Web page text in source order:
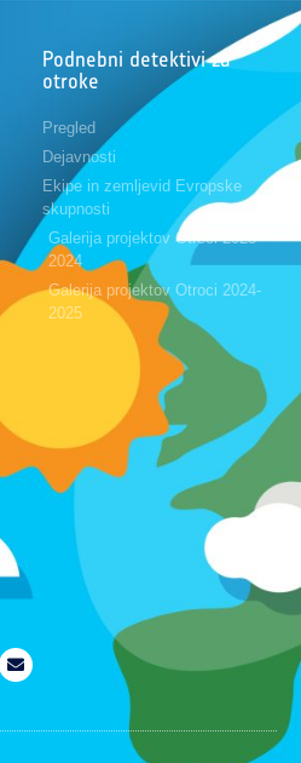
Podnebni detektivi za
otroke
Pregled
Dejavnosti
Ekipe in zemljevid Evropske
skupnosti
Galerija projektov Otroci 2023-
2024
Galerija projektov Otroci 2024-
2025